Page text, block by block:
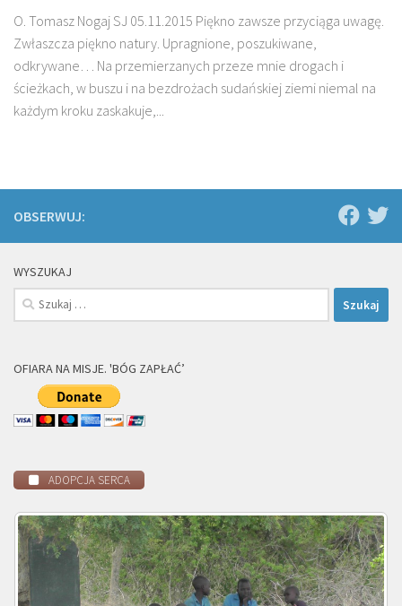
O. Tomasz Nogaj SJ 05.11.2015 Piękno zawsze przyciąga uwagę.
Zwłaszcza piękno natury. Upragnione, poszukiwane,
odkrywane… Na przemierzanych przeze mnie drogach i
ścieżkach, w buszu i na bezdrożach sudańskiej ziemi niemal na
każdym kroku zaskakuje,...
OBSERWUJ:
WYSZUKAJ
Szukaj:
OFIARA NA MISJE. 'BÓG ZAPŁAĆ’
ADOPCJA SERCA